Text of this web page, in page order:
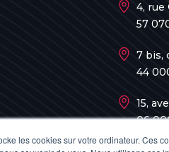
les cookies sur votre ordinateur. Ces
4, rue
57
7 bis,
44
15,
06